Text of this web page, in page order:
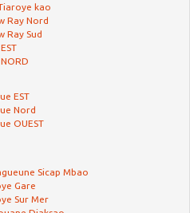
kao
Ray Nord
Ray Sud
EST
Nord
OUEST
Sicap Mbao
Gare
Sur Mer